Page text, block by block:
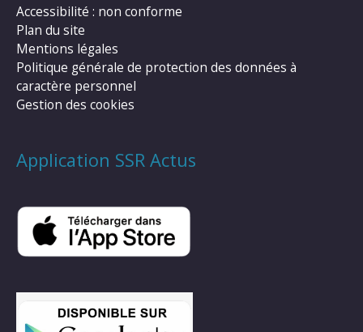
Accessibilité : non conforme
Plan du site
Mentions légales
Politique générale de protection des données à
caractère personnel
Gestion des cookies
Application SSR Actus